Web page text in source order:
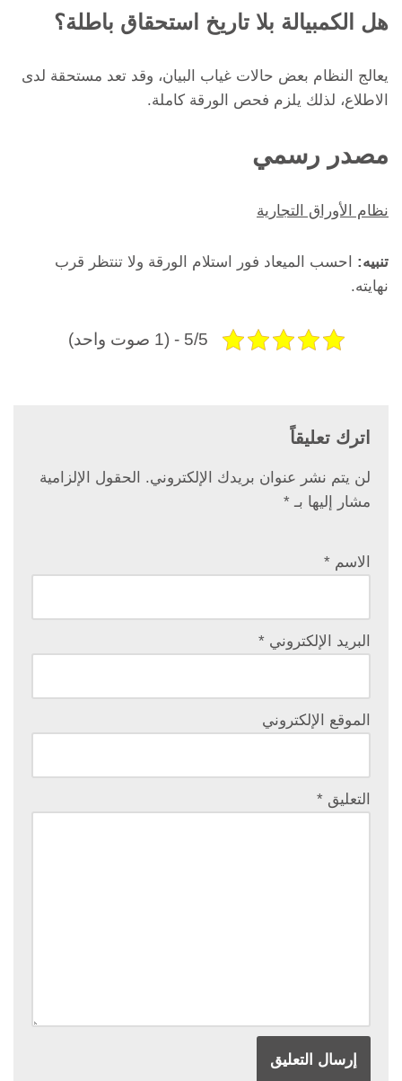
هل الكمبيالة بلا تاريخ استحقاق باطلة؟
يعالج النظام بعض حالات غياب البيان، وقد تعد مستحقة لدى
الاطلاع، لذلك يلزم فحص الورقة كاملة.
مصدر رسمي
نظام الأوراق التجارية
تنبيه: احسب الميعاد فور استلام الورقة ولا تنتظر قرب
نهايته.
5/5 - (1 صوت واحد)
اترك تعليقاً
لن يتم نشر عنوان بريدك الإلكتروني.
الحقول الإلزامية
مشار إليها بـ *
الاسم *
البريد الإلكتروني *
الموقع الإلكتروني
التعليق *